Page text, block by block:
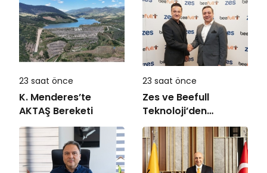
23 saat önce
K. Menderes’te
AKTAŞ Bereketi
23 saat önce
Zes ve Beefull
Teknoloji’den
Roaming İş Birliği